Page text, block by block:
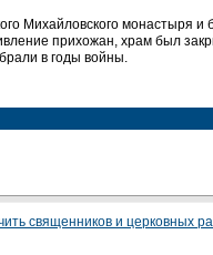
Михайловского монастыря
прихожан, храм был
в годы войны.
священников и церковных